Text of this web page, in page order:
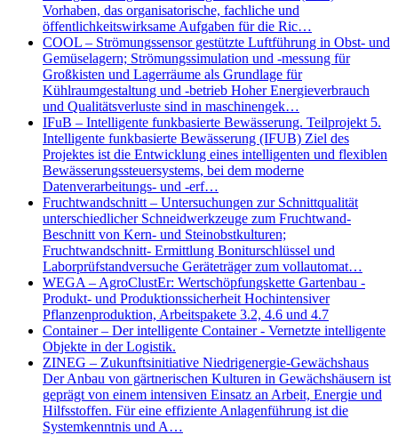
Vorhaben, das organisatorische, fachliche und
öffentlichkeitswirksame Aufgaben für die Ric…
COOL – Strömungssensor gestützte Luftführung in Obst- und
Gemüselagern; Strömungssimulation und -messung für
Großkisten und Lagerräume als Grundlage für
Kühlraumgestaltung und -betrieb Hoher Energieverbrauch
und Qualitätsverluste sind in maschinengek…
IFuB – Intelligente funkbasierte Bewässerung. Teilprojekt 5.
Intelligente funkbasierte Bewässerung (IFUB) Ziel des
Projektes ist die Entwicklung eines intelligenten und flexiblen
Bewässerungssteuersystems, bei dem moderne
Datenverarbeitungs- und -erf…
Fruchtwandschnitt – Untersuchungen zur Schnittqualität
unterschiedlicher Schneidwerkzeuge zum Fruchtwand-
Beschnitt von Kern- und Steinobstkulturen;
Fruchtwandschnitt- Ermittlung Boniturschlüssel und
Laborprüfstandversuche Geräteträger zum vollautomat…
WEGA – AgroClustEr: Wertschöpfungskette Gartenbau -
Produkt- und Produktionssicherheit Hochintensiver
Pflanzenproduktion, Arbeitspakete 3.2, 4.6 und 4.7
Container – Der intelligente Container - Vernetzte intelligente
Objekte in der Logistik.
ZINEG – Zukunftsinitiative Niedrigenergie-Gewächshaus
Der Anbau von gärtnerischen Kulturen in Gewächshäusern ist
geprägt von einem intensiven Einsatz an Arbeit, Energie und
Hilfsstoffen. Für eine effiziente Anlagenführung ist die
Systemkenntnis und A…